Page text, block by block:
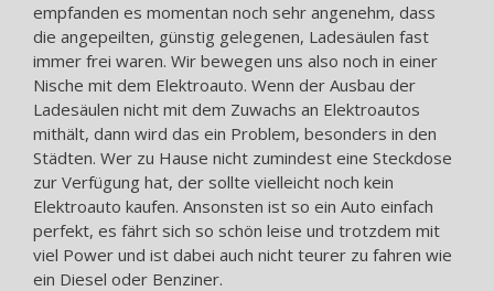
empfanden es momentan noch sehr angenehm, dass
die angepeilten, günstig gelegenen, Ladesäulen fast
immer frei waren. Wir bewegen uns also noch in einer
Nische mit dem Elektroauto. Wenn der Ausbau der
Ladesäulen nicht mit dem Zuwachs an Elektroautos
mithält, dann wird das ein Problem, besonders in den
Städten. Wer zu Hause nicht zumindest eine Steckdose
zur Verfügung hat, der sollte vielleicht noch kein
Elektroauto kaufen. Ansonsten ist so ein Auto einfach
perfekt, es fährt sich so schön leise und trotzdem mit
viel Power und ist dabei auch nicht teurer zu fahren wie
ein Diesel oder Benziner.